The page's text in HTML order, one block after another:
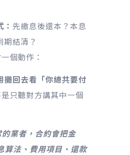
先繳息後還本？本息
期結清？
個動作：
攤回去看「你總共要付
是只聽對方講其中一個
業者，合約會把金
算法、費用項目、還款